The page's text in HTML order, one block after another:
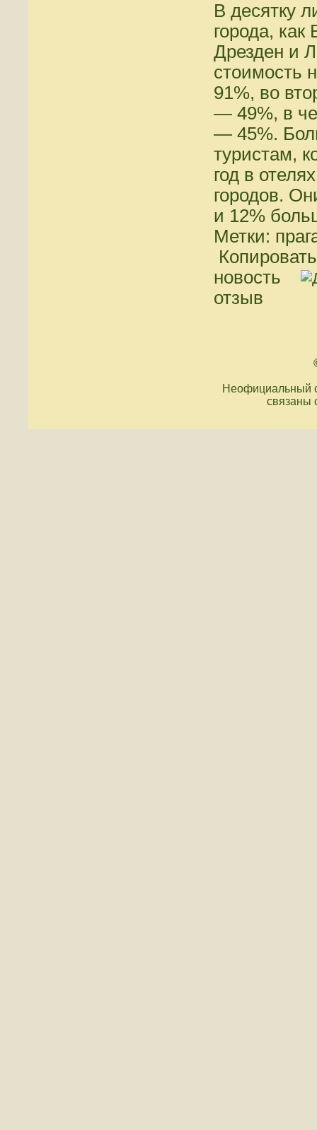
В десятку
города,
Дрезден и
стоимость
91%, во
— 49%, в
— 45%.
туристам,
год в
городов.
и 12%
Метки:
новость
отзыв
Неофициальный
связаны